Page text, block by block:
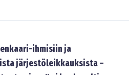
ihmisiin ja
järjestöleikkauksista –